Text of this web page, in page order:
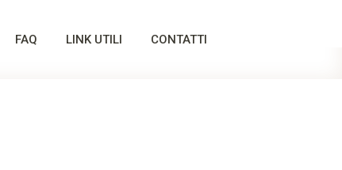
FAQ LINK UTILI CONTATTI